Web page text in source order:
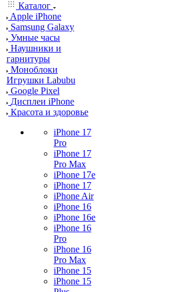
Каталог
Apple iPhone
Samsung Galaxy
Умные часы
Наушники и
гарнитуры
Моноблоки
Игрушки Labubu
Google Pixel
Дисплеи iPhone
Красота и здоровье
iPhone 17
Pro
iPhone 17
Pro Max
iPhone 17e
iPhone 17
iPhone Air
iPhone 16
iPhone 16e
iPhone 16
Pro
iPhone 16
Pro Max
iPhone 15
iPhone 15